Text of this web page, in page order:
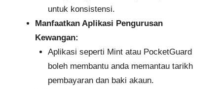
untuk konsistensi.
Manfaatkan Aplikasi Pengurusan
Kewangan:
Aplikasi seperti Mint atau PocketGuard
boleh membantu anda memantau tarikh
pembayaran dan baki akaun.